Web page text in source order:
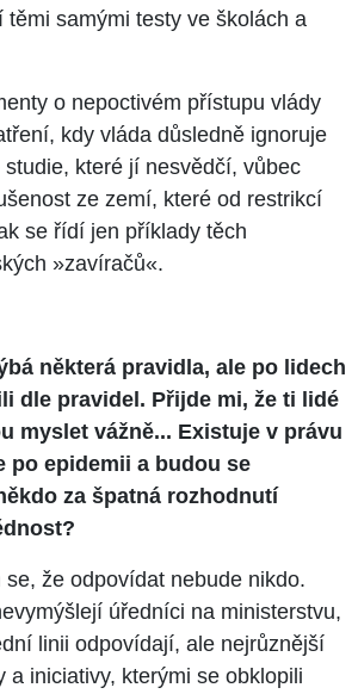
těmi samými testy ve školách a
o nepoctivém přístupu vlády
kdy vláda důsledně ignoruje
které jí nesvědčí, vůbec
ze zemí, které od restrikcí
se řídí jen příklady těch
»zavíračů«.
některá pravidla, ale po lidech
dle pravidel. Přijde mi, že ti lidé
myslet vážně... Existuje v právu
po epidemii a budou se
za špatná rozhodnutí
se, že odpovídat nebude nikdo.
úředníci na ministerstvu,
linii odpovídají, ale nejrůznější
a iniciativy, kterými se obklopili